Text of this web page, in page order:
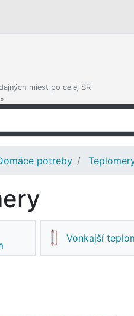
miest po celej SR
potreby
Vonkajší